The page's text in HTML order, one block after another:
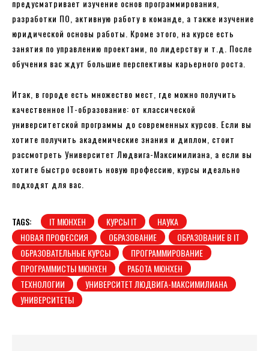
предусматривает изучение основ программирования,
разработки ПО, активную работу в команде, а также изучение
юридической основы работы. Кроме этого, на курсе есть
занятия по управлению проектами, по лидерству и т.д. После
обучения вас ждут большие перспективы карьерного роста.
Итак, в городе есть множество мест, где можно получить
качественное IT-образование: от классической
университетской программы до современных курсов. Если вы
хотите получить академические знания и диплом, стоит
рассмотреть Университет Людвига-Максимилиана, а если вы
хотите быстро освоить новую профессию, курсы идеально
подходят для вас.
TAGS: IT МЮНХЕН КУРСЫ IT
НАУКА
НОВАЯ ПРОФЕССИЯ
ОБРАЗОВАНИЕ
ОБРАЗОВАНИЕ В IT
ОБРАЗОВАТЕЛЬНЫЕ КУРСЫ
ПРОГРАММИРОВАНИЕ
ПРОГРАММИСТЫ МЮНХЕН
РАБОТА МЮНХЕН
ТЕХНОЛОГИИ
УНИВЕРСИТЕТ ЛЮДВИГА-МАКСИМИЛИАНА
УНИВЕРСИТЕТЫ